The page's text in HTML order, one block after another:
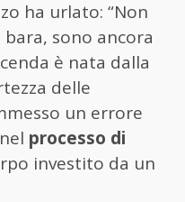
ha urlato: “Non
sono ancora
è nata dalla
delle
un errore
processo di
investito da un